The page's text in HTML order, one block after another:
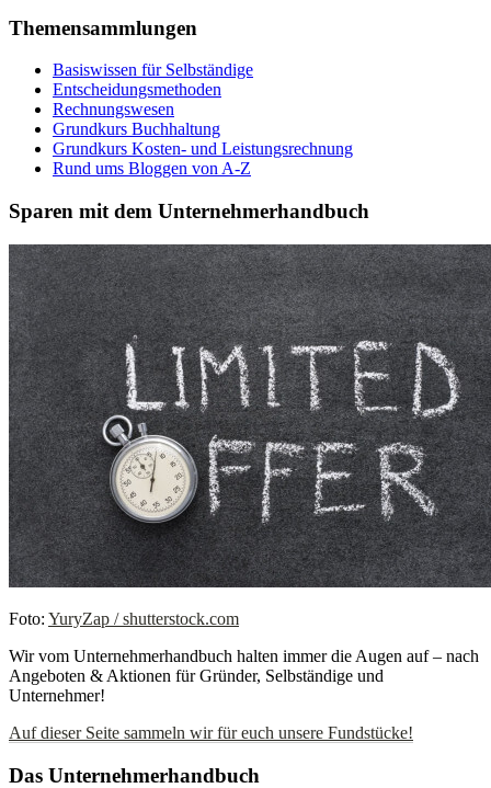
Themensammlungen
Basiswissen für Selbständige
Entscheidungsmethoden
Rechnungswesen
Grundkurs Buchhaltung
Grundkurs Kosten- und Leistungsrechnung
Rund ums Bloggen von A-Z
Sparen mit dem Unternehmerhandbuch
Foto: YuryZap / shutterstock.com
Wir vom Unternehmerhandbuch halten immer die Augen auf – nach
Angeboten & Aktionen für Gründer, Selbständige und
Unternehmer!
Auf dieser Seite sammeln wir für euch unsere Fundstücke!
Das Unternehmerhandbuch